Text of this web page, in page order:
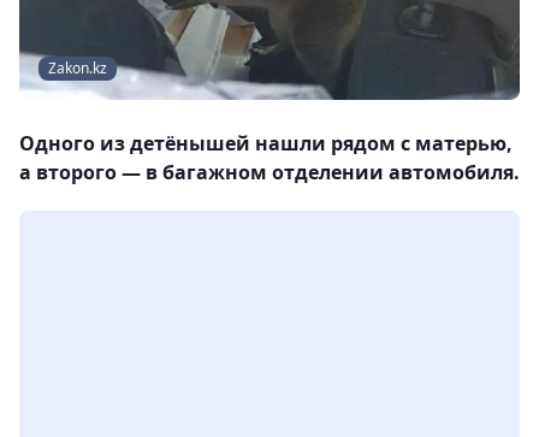
Zakon.kz
Одного из детёнышей нашли рядом с матерью,
а второго — в багажном отделении автомобиля.